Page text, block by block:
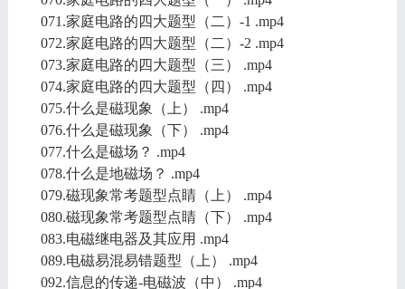
071.家庭电路的四大题型（二）-1 .mp4
072.家庭电路的四大题型（二）-2 .mp4
073.家庭电路的四大题型（三） .mp4
074.家庭电路的四大题型（四） .mp4
075.什么是磁现象（上） .mp4
076.什么是磁现象（下） .mp4
077.什么是磁场？ .mp4
078.什么是地磁场？ .mp4
079.磁现象常考题型点睛（上） .mp4
080.磁现象常考题型点睛（下） .mp4
083.电磁继电器及其应用 .mp4
089.电磁易混易错题型（上） .mp4
092.信息的传递-电磁波（中） .mp4